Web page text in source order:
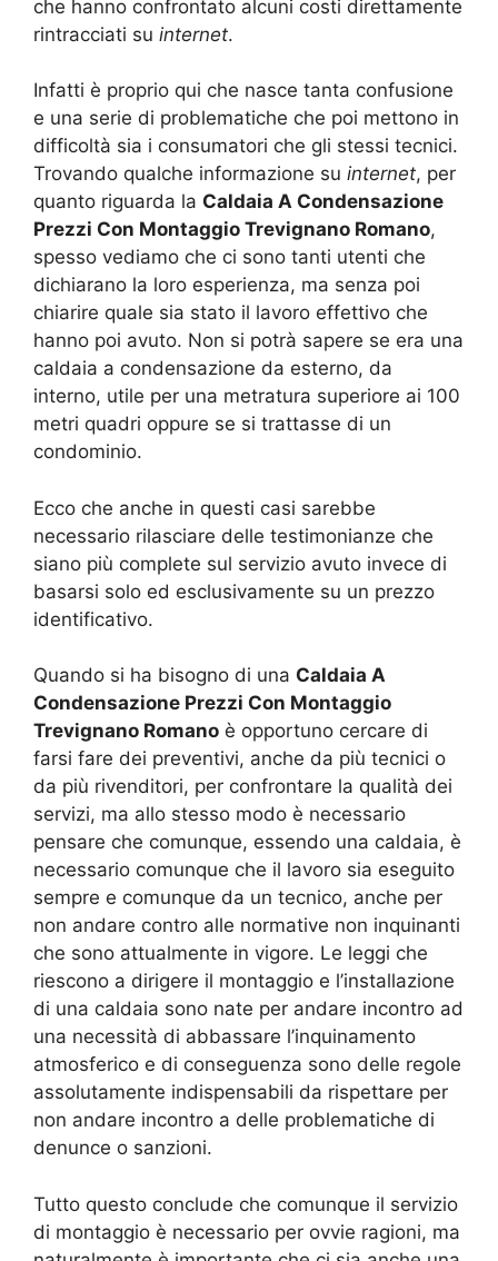
che hanno confrontato alcuni costi direttamente
rintracciati su internet.
Infatti è proprio qui che nasce tanta confusione
e una serie di problematiche che poi mettono in
difficoltà sia i consumatori che gli stessi tecnici.
Trovando qualche informazione su internet, per
quanto riguarda la Caldaia A Condensazione
Prezzi Con Montaggio Trevignano Romano,
spesso vediamo che ci sono tanti utenti che
dichiarano la loro esperienza, ma senza poi
chiarire quale sia stato il lavoro effettivo che
hanno poi avuto. Non si potrà sapere se era una
caldaia a condensazione da esterno, da
interno, utile per una metratura superiore ai 100
metri quadri oppure se si trattasse di un
condominio.
Ecco che anche in questi casi sarebbe
necessario rilasciare delle testimonianze che
siano più complete sul servizio avuto invece di
basarsi solo ed esclusivamente su un prezzo
identificativo.
Quando si ha bisogno di una Caldaia A
Condensazione Prezzi Con Montaggio
Trevignano Romano è opportuno cercare di
farsi fare dei preventivi, anche da più tecnici o
da più rivenditori, per confrontare la qualità dei
servizi, ma allo stesso modo è necessario
pensare che comunque, essendo una caldaia, è
necessario comunque che il lavoro sia eseguito
sempre e comunque da un tecnico, anche per
non andare contro alle normative non inquinanti
che sono attualmente in vigore. Le leggi che
riescono a dirigere il montaggio e l’installazione
di una caldaia sono nate per andare incontro ad
una necessità di abbassare l’inquinamento
atmosferico e di conseguenza sono delle regole
assolutamente indispensabili da rispettare per
non andare incontro a delle problematiche di
denunce o sanzioni.
Tutto questo conclude che comunque il servizio
di montaggio è necessario per ovvie ragioni, ma